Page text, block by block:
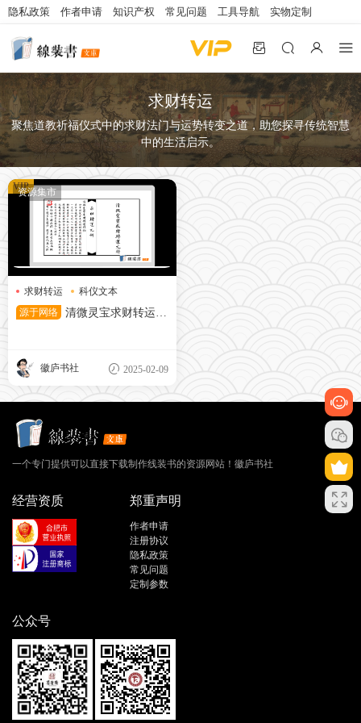
隐私政策 作者申请 知识产权 常见问题 工具导航 实物定制
求财转运
聚焦道教祈福仪式中的求财法门与运势转变之道，助您探寻传统智慧
中的生活启示。
资源集市
求财转运
科仪文本
道教典籍
源于网络
清微灵宝求财转运元
徽庐书社 2025-02-09
VIP
一个专门提供可以直接下载制作线装书的资源网站！徽庐书社
经营资质 郑重声明
作者申请
注册协议
隐私政策
常见问题
定制参数
公众号